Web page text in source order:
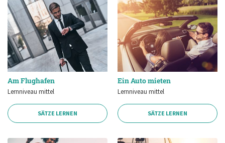
Am Flughafen
Lernniveau mittel
SÄTZE LERNEN
Ein Auto mieten
Lernniveau mittel
SÄTZE LERNEN